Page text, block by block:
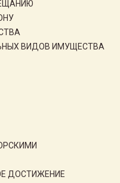
ВИДОВ ИМУЩЕСТВА
ДОСТИЖЕНИЕ